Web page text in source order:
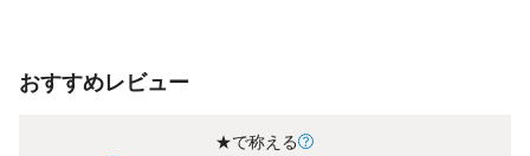
おすすめレビュー
★で称える